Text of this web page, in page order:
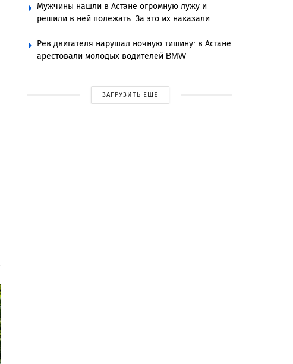
Мужчины нашли в Астане огромную лужу и
решили в ней полежать. За это их наказали
Рев двигателя нарушал ночную тишину: в Астане
арестовали молодых водителей BMW
ЗАГРУЗИТЬ ЕЩЕ